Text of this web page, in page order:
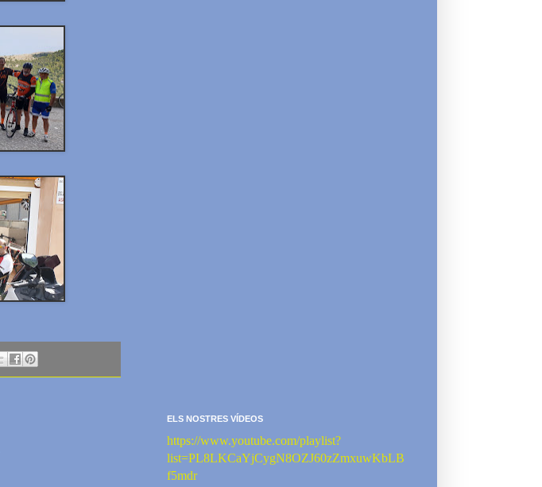
ELS NOSTRES VÍDEOS
https://www.youtube.com/playlist?
list=PL8LKCaYjCygN8OZJ60zZmxuwKbLB
f5mdr